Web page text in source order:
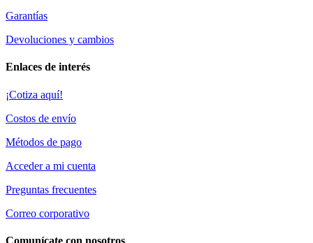
Garantías
Devoluciones y cambios
Enlaces de interés
¡Cotiza aquí!
Costos de envío
Métodos de pago
Acceder a mi cuenta
Preguntas frecuentes
Correo corporativo
Comunícate con nosotros